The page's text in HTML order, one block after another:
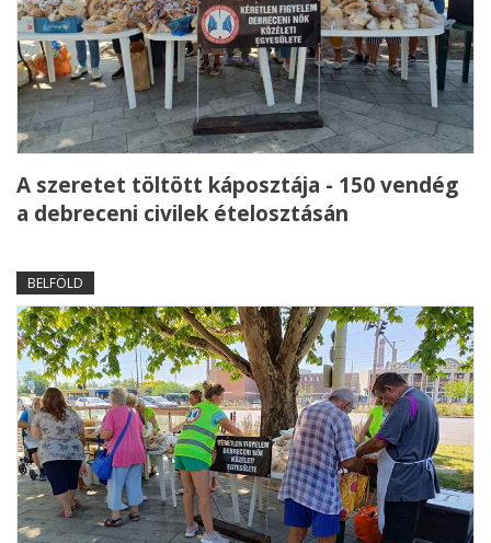
A szeretet töltött káposztája - 150 vendég
a debreceni civilek ételosztásán
BELFÖLD